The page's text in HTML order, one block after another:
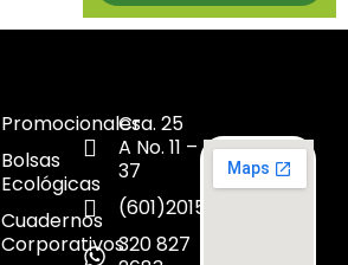
Promocionales
Bolsas
Ecológicas
Cuadernos
Corporativos
Cra. 25
A No. 11 –
37
(601)2015300
320 827